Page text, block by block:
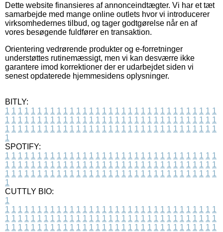
Dette website finansieres af annonceindtægter. Vi har et tæt
samarbejde med mange online outlets hvor vi introducerer
virksomhedernes tilbud, og tager godtgørelse når en af
vores besøgende fuldfører en transaktion.
Orientering vedrørende produkter og e-forretninger
understøttes rutinemæssigt, men vi kan desværre ikke
garantere imod korrektioner der er udarbejdet siden vi
senest opdaterede hjemmesidens oplysninger.
BITLY:
1 1 1 1 1 1 1 1 1 1 1 1 1 1 1 1 1 1 1 1 1 1 1 1 1 1 1 1 1 1 1 1 1
1 1 1 1 1 1 1 1 1 1 1 1 1 1 1 1 1 1 1 1 1 1 1 1 1 1 1 1 1 1 1 1 1
1 1 1 1 1 1 1 1 1 1 1 1 1 1 1 1 1 1 1 1 1 1 1 1 1 1 1 1 1 1 1 1 1
1
SPOTIFY:
1 1 1 1 1 1 1 1 1 1 1 1 1 1 1 1 1 1 1 1 1 1 1 1 1 1 1 1 1 1 1 1 1
1 1 1 1 1 1 1 1 1 1 1 1 1 1 1 1 1 1 1 1 1 1 1 1 1 1 1 1 1 1 1 1 1
1 1 1 1 1 1 1 1 1 1 1 1 1 1 1 1 1 1 1 1 1 1 1 1 1 1 1 1 1 1 1 1 1
1
CUTTLY BIO:
1
1 1 1 1 1 1 1 1 1 1 1 1 1 1 1 1 1 1 1 1 1 1 1 1 1 1 1 1 1 1 1 1 1
1 1 1 1 1 1 1 1 1 1 1 1 1 1 1 1 1 1 1 1 1 1 1 1 1 1 1 1 1 1 1 1 1
1 1 1 1 1 1 1 1 1 1 1 1 1 1 1 1 1 1 1 1 1 1 1 1 1 1 1 1 1 1 1 1 1